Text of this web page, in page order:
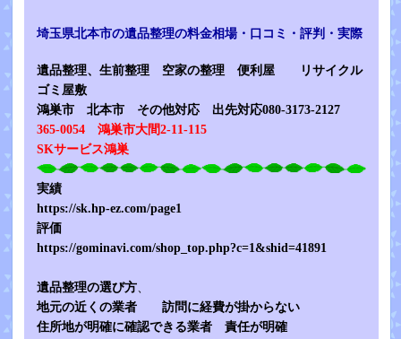
埼玉県北本市の遺品整理の料金相場・口コミ・評判・実際
遺品整理、生前整理 空家の整理 便利屋
リサイクル
ゴミ屋敷
鴻巣市 北本市 その他対応 出先対応080-3173-2127
365-0054 鴻巣市大間2-11-115
SKサービス鴻巣
実績
https://sk.hp-ez.com/page1
評価
https://gominavi.com/shop_top.php?c=1&shid=41891
遺品整理の選び方、
地元の近くの業者 訪問に経費が掛からない
住所地が明確に確認できる業者 責任が明確